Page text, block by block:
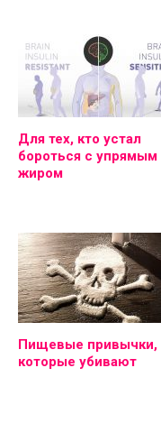
Для тех, кто устал
бороться с упрямым
жиром
Пищевые привычки,
которые убивают